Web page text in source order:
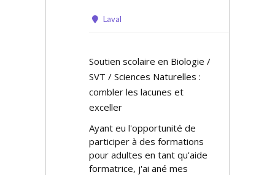
Laval
Soutien scolaire en Biologie /
SVT / Sciences Naturelles :
combler les lacunes et
exceller
Ayant eu l'opportunité de
participer à des formations
pour adultes en tant qu'aide
formatrice, j'ai affiné mes